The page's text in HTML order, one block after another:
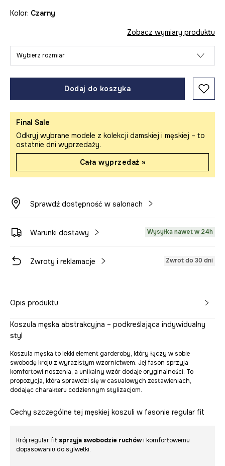
Kolor: czarny
Zobacz wymiary produktu
Wybierz rozmiar
Dodaj do koszyka
Final Sale
Odkryj wybrane modele z kolekcji damskiej i męskiej – to
ostatnie dni wyprzedaży.
Cała wyprzedaż »
Sprawdź dostępność w salonach
Warunki dostawy Wysyłka nawet w 24h
Zwroty i reklamacje Zwrot do 30 dni
Opis produktu
Koszula męska abstrakcyjna – podkreślająca indywidualny
styl
Koszula męska to lekki element garderoby, który łączy w sobie
swobodę kroju z wyrazistym wzornictwem. Jej fason sprzyja
komfortowi noszenia, a unikalny wzór dodaje oryginalności. To
propozycja, która sprawdzi się w casualowych zestawieniach,
dodając charakteru codziennym stylizacjom.
Cechy szczególne tej męskiej koszuli w fasonie regular fit
Krój regular fit sprzyja swobodzie ruchówi komfortowemu
dopasowaniu do sylwetki.